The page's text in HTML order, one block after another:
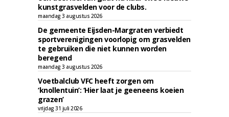
kunstgrasvelden voor de clubs.
maandag 3 augustus 2026
De gemeente Eijsden-Margraten verbiedt
sportverenigingen voorlopig om grasvelden
te gebruiken die niet kunnen worden
beregend
maandag 3 augustus 2026
Voetbalclub VFC heeft zorgen om
‘knollentuin’: ‘Hier laat je geeneens koeien
grazen’
vrijdag 31 juli 2026